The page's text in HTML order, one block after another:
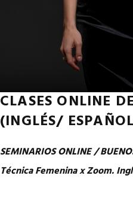
CLASES ONLINE
(INGLÉS/
SEMINARIOS ONLINE /
Técnica Femenina x Zoom.